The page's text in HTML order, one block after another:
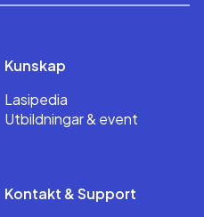
Kunskap
Lasipedia
Utbildningar & event
Kontakt & Support